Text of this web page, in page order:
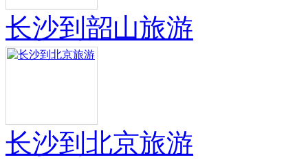
长沙到韶山旅游
长沙到北京旅游